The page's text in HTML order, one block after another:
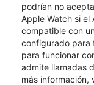
podrían no
Apple Watch si el
compatible con
configurado para
para funcionar
admite llamadas
más